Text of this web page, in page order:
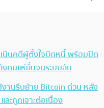
นินคดีผู้ตั้งใจบิดหนี้ พร้อมปิด
คนแห่ยื่นจนระบบล้น
งานรีบย้าย Bitcoin ด่วน หลัง
ละถูกเจาะต่อเนื่อง